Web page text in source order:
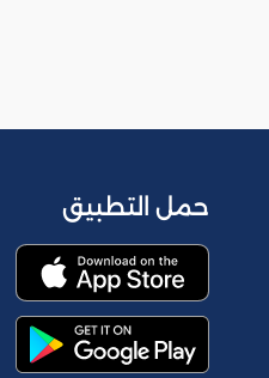
حمل التطبيق